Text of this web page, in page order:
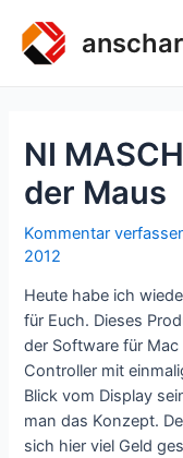
Inhalt
springen
NI
der Maus
Kommentar
2012
Heute habe ich
für Euch. Dieses
der Software für
Controller mit
Blick vom Display
man das Konzept.
sich hier viel Geld